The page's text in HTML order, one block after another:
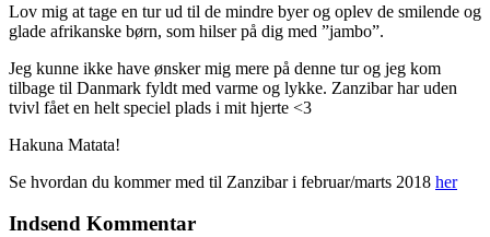
Lov mig at tage en tur ud til de mindre byer og oplev de smilende og
glade afrikanske børn, som hilser på dig med ”jambo”.
Jeg kunne ikke have ønsker mig mere på denne tur og jeg kom
tilbage til Danmark fyldt med varme og lykke. Zanzibar har uden
tvivl fået en helt speciel plads i mit hjerte <3
Hakuna Matata!
Se hvordan du kommer med til Zanzibar i februar/marts 2018 her
Indsend Kommentar